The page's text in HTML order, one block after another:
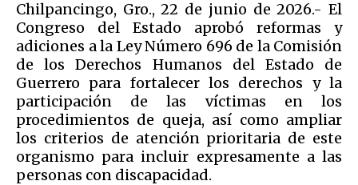
Chilpancingo, Gro., 22 de junio de 2026.- El
Congreso del Estado aprobó reformas y
adiciones a la Ley Número 696 de la Comisión
de los Derechos Humanos del Estado de
Guerrero para fortalecer los derechos y la
participación de las víctimas en los
procedimientos de queja, así como ampliar
los criterios de atención prioritaria de este
organismo para incluir expresamente a las
personas con discapacidad.